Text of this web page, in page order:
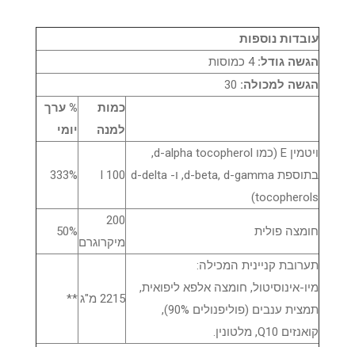
עובדות נוספות
הגשה גודל: 4 כמוסות
הגשה למכולה:
כמות
למנה
% ערך
יומי
ויטמין E (כמו d-alpha tocopherol,
בתוספת d-beta, d-gamma, ו- d-delta
tocopherols)
100 I
333%
חומצה פולית
200
מיקרוגרם
50%
תערובת קניינית המכילה:
מיו-אינוסיטול, חומצה אלפא ליפואית,
תמצית ענבים (פוליפנולים 90%),
קואנזים Q10, מלטונין.
2215 מ"ג **